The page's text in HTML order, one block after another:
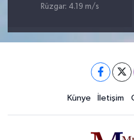
Rüzgar: 4.19 m/s
Künye İletişim